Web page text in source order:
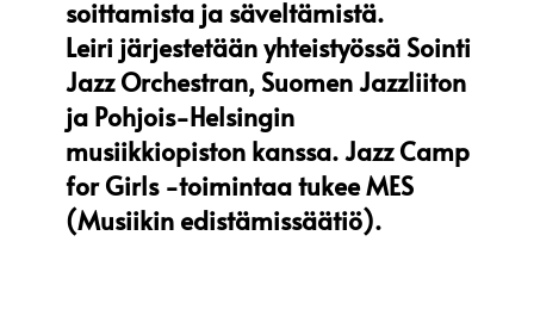
soittamista ja säveltämistä.
Leiri järjestetään yhteistyössä Sointi
Jazz Orchestran, Suomen Jazzliiton
ja Pohjois-Helsingin
musiikkiopiston kanssa. Jazz Camp
for Girls -toimintaa tukee MES
(Musiikin edistämissäätiö).